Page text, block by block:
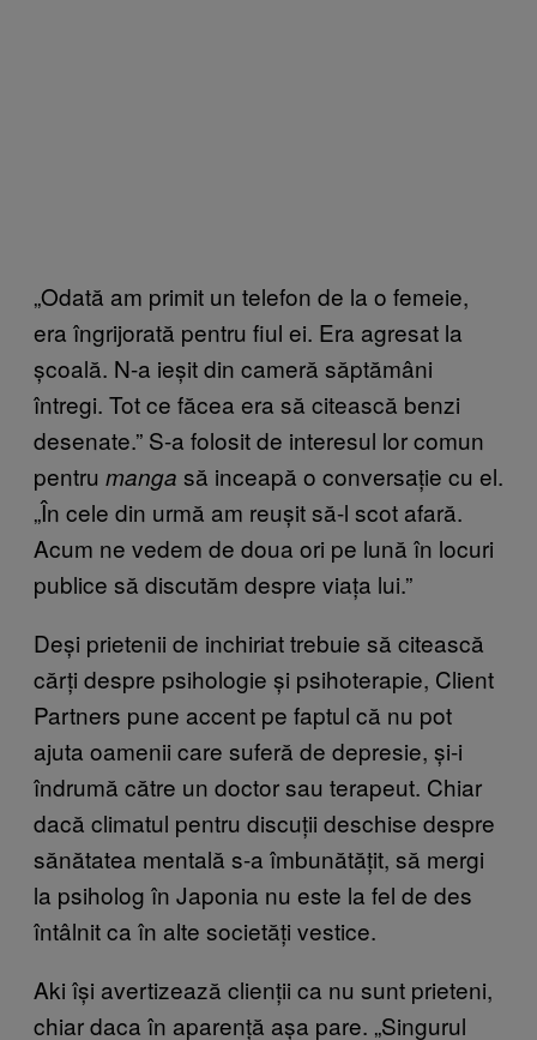
„Odată am primit un telefon de la o femeie,
era îngrijorată pentru fiul ei. Era agresat la
școală. N-a ieșit din cameră săptămâni
întregi. Tot ce făcea era să citească benzi
desenate.” S-a folosit de interesul lor comun
pentru manga să inceapă o conversație cu el.
„În cele din urmă am reușit să-l scot afară.
Acum ne vedem de doua ori pe lună în locuri
publice să discutăm despre viața lui.”
Deși prietenii de inchiriat trebuie să citească
cărți despre psihologie și psihoterapie, Client
Partners pune accent pe faptul că nu pot
ajuta oamenii care suferă de depresie, și-i
îndrumă către un doctor sau terapeut. Chiar
dacă climatul pentru discuții deschise despre
sănătatea mentală s-a îmbunătățit, să mergi
la psiholog în Japonia nu este la fel de des
întâlnit ca în alte societăți vestice.
Aki își avertizează clienții ca nu sunt prieteni,
chiar daca în aparență așa pare. „Singurul